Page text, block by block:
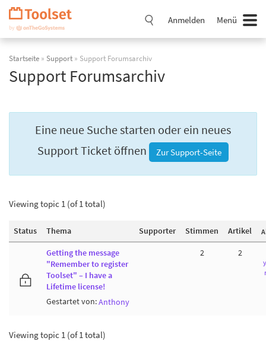
Navigation
überspringen
Anmelden Menü
Startseite » Support » Support Forumsarchiv
Support Forumsarchiv
Eine neue Suche starten oder ein neues
Support Ticket öffnen
Zur Support-Seite
Viewing topic 1 (of 1 total)
Status Thema Supporter Stimmen Artikel
Getting the message
"Remember to register
Toolset" – I have a
Lifetime license!
Gestartet von:Anthony
2 2
Viewing topic 1 (of 1 total)